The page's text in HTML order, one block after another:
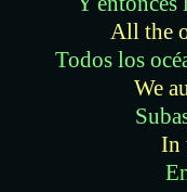
All the
Todos los
We
In